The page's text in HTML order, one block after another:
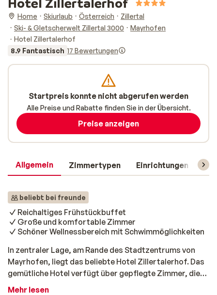
Home Skiurlaub Österreich
Zillertal
Ski- & Gletscherwelt Zillertal 3000
Mayrhofen
Hotel Zillertalerhof
8.9 Fantastisch 17 Bewertungen
Allgemein Zimmertypen Einrichtungen
beliebt bei freunde
Reichaltiges Frühstückbuffet
Große und komfortable Zimmer
Schöner Wellnessbereich mit Schwimmöglichkeiten
In zentraler Lage, am Rande des Stadtzentrums von
Mayrhofen, liegt das beliebte Hotel Zillertalerhof. Das
gemütliche Hotel verfügt über gepflegte Zimmer, die
im traditionellen Alpenstil eingerichtet sind. Morgens
Mehr lesen
Startpreis konnte nicht abgerufen werden
Alle Preise und Rabatte finden Sie in der Übersicht.
Preise anzeigen